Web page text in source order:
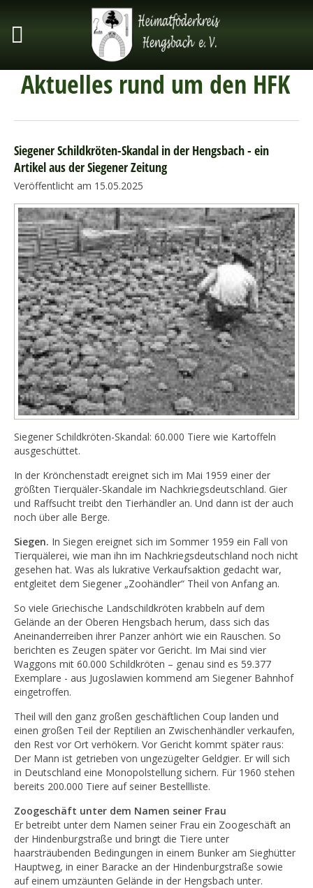
Aktuelles rund um den HFK
Siegener Schildkröten-Skandal in der Hengsbach - ein
Artikel aus der Siegener Zeitung
Veröffentlicht am 15.05.2025
Siegener Schildkröten-Skandal: 60.000 Tiere wie Kartoffeln
ausgeschüttet.
In der Krönchenstadt ereignet sich im Mai 1959 einer der
größten Tierquäler-Skandale im Nachkriegsdeutschland. Gier
und Raffsucht treibt den Tierhändler an. Und dann ist der auch
noch über alle Berge.
Siegen. In Siegen ereignet sich im Sommer 1959 ein Fall von
Tierquälerei, wie man ihn im Nachkriegsdeutschland noch nicht
gesehen hat. Was als lukrative Verkaufsaktion gedacht war,
entgleitet dem Siegener „Zoohändler“ Theil von Anfang an.
So viele Griechische Landschildkröten krabbeln auf dem
Gelände an der Oberen Hengsbach herum, dass sich das
Aneinanderreiben ihrer Panzer anhört wie ein Rauschen. So
berichten es Zeugen später vor Gericht. Im Mai sind vier
Waggons mit 60.000 Schildkröten – genau sind es 59.377
Exemplare - aus Jugoslawien kommend am Siegener Bahnhof
eingetroffen.
Theil will den ganz großen geschäftlichen Coup landen und
einen großen Teil der Reptilien an Zwischenhändler verkaufen,
den Rest vor Ort verhökern. Vor Gericht kommt später raus:
Der Mann ist getrieben von ungezügelter Geldgier. Er will sich
in Deutschland eine Monopolstellung sichern. Für 1960 stehen
bereits 200.000 Tiere auf seiner Bestellliste.
Zoogeschäft unter dem Namen seiner Frau
Er betreibt unter dem Namen seiner Frau ein Zoogeschäft an
der Hindenburgstraße und bringt die Tiere unter
haarsträubenden Bedingungen in einem Bunker am Sieghütter
Hauptweg, in einer Baracke an der Hindenburgstraße sowie
auf einem umzäunten Gelände in der Hengsbach unter.